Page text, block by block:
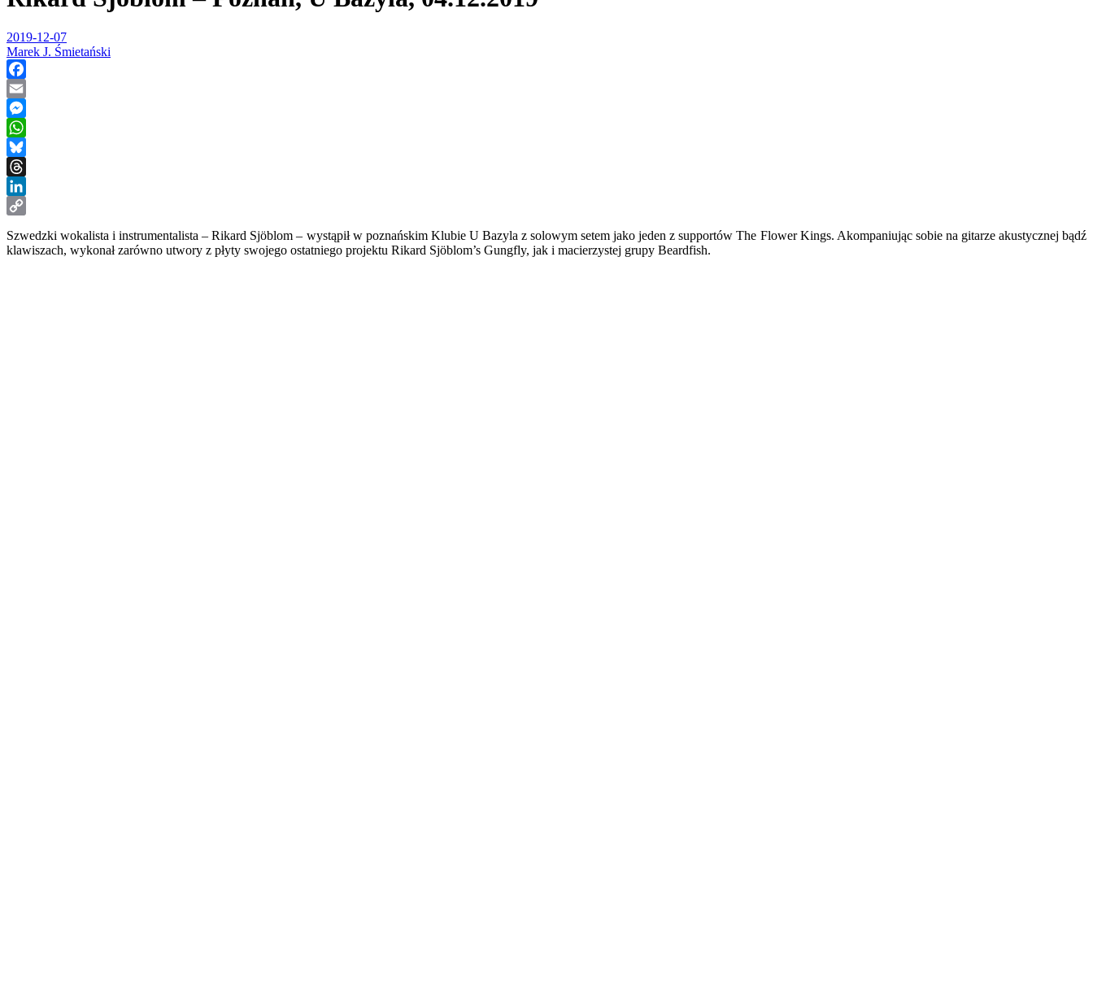
2019-12-07
Marek J. Śmietański
Facebook
Email
Messenger
WhatsApp
Bluesky
Threads
LinkedIn
Link
Szwedzki wokalista i instrumentalista – Rikard Sjöblom – wystąpił w poznańskim Klubie U Bazyla z solowym setem jako jeden z supportów The Flower Kings. Akompaniując sobie na gitarze akustycznej bądź
klawiszach, wykonał zarówno utwory z płyty swojego ostatniego projektu Rikard Sjöblom’s Gungfly, jak i macierzystej grupy Beardfish.